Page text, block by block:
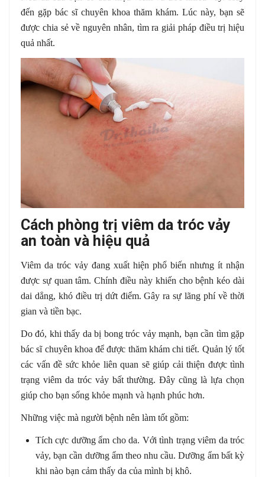
đến gặp bác sĩ chuyên khoa thăm khám. Lúc này, bạn sẽ
được chia sẻ về nguyên nhân, tìm ra giải pháp điều trị hiệu
quả nhất.
Cách phòng trị viêm da tróc vảy
an toàn và hiệu quả
Viêm da tróc vảy đang xuất hiện phổ biến nhưng ít nhận
được sự quan tâm. Chính điều này khiến cho bệnh kéo dài
dai dẳng, khó điều trị dứt điểm. Gây ra sự lãng phí về thời
gian và tiền bạc.
Do đó, khi thấy da bị bong tróc vảy mạnh, bạn cần tìm gặp
bác sĩ chuyên khoa để được thăm khám chi tiết. Quản lý tốt
các vấn đề sức khỏe liên quan sẽ giúp cải thiện được tình
trạng viêm da tróc vảy bất thường. Đây cũng là lựa chọn
giúp cho bạn sống khỏe mạnh và hạnh phúc hơn.
Những việc mà người bệnh nên làm tốt gồm:
Tích cực dưỡng ẩm cho da. Với tình trạng viêm da tróc
vảy, bạn cần dưỡng ẩm theo nhu cầu. Dưỡng ẩm bất kỳ
khi nào bạn cảm thấy da của mình bị khô.